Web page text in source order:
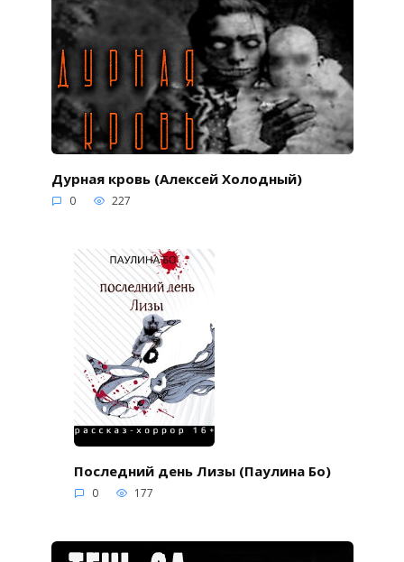
Дурная кровь (Алексей Холодный)
0 227
Последний день Лизы (Паулина Бо)
0 177